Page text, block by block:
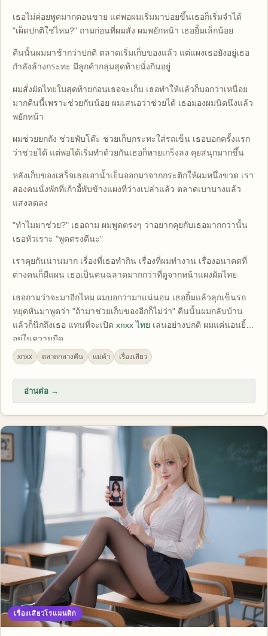
เธอไม่ค่อยพูดมากตอนขาย แต่พอผมเริ่มมาบ่อยขึ้นเธอก็เริ่มจำได้
"เผ็ดปกติใช่ไหม?" ถามก่อนที่ผมสั่ง ผมพยักหน้า เธอยิ้มเล็กน้อย
คืนนั้นผมมาช้ากว่าปกติ ตลาดเริ่มเก็บของแล้ว แต่แผงเธอยังอยู่เธอ
กำลังล้างกระทะ มีลูกค้ากลุ่มสุดท้ายนั่งกินอยู่
ผมสั่งผัดไทยใบสุดท้ายก่อนเธอจะเก็บ เธอทำให้แล้วก็บอกว่าเหนื่อย
มากคืนนี้เพราะช่วยกันน้อย ผมเสนอว่าช่วยได้ เธอมองผมนิดนึงแล้ว
พยักหน้า
ผมช่วยยกถัง ช่วยพับโต๊ะ ช่วยเก็บกระทะใส่รถเข็น เธอบอกครั้งแรก
ว่าช่วยได้ แต่พอได้เริ่มทำด้วยกันเธอก็หายเกร็งลง คุยสนุกมากขึ้น
หลังเก็บของเสร็จเธอเอาน้ำเย็นออกมาจากกระติกให้ผมหนึ่งขวด เรา
สองคนนั่งพักที่เก้าอี้พับข้างแผงที่ว่างเปล่าแล้ว ตลาดเบาบางแล้ว
แสงลดลง
"ทำไมมาช่วย?" เธอถาม ผมพูดตรงๆ ว่าอยากคุยกับเธอมากกว่านั้น
เธอหัวเราะ "พูดตรงดีนะ"
เราคุยกันนานมาก เรื่องที่เธอทำกิน เรื่องที่ผมทำงาน เรื่องอนาคตที่
ต่างคนก็มีแผน เธอเป็นคนฉลาดมากกว่าที่ดูจากหน้าแผงผัดไทย
เธอถามว่าจะมาอีกไหม ผมบอกว่ามาแน่นอน เธอยิ้มแล้วลุกเข็นรถ
หยุดหันมาพูดว่า "ถ้ามาช่วยเก็บของอีกก็ไม่ว่า" คืนนั้นผมกลับบ้าน
แล้วก็นึกถึงเธอ แทนที่จะเปิด xnxx ไทย เล่นอย่างปกติ ผมแค่นอนยิ้ม
อยู่ในความมืด
xnxx ตลาดกลางคืน แม่ค้า เรื่องเสียว
อ่านต่อ →
เรื่องเสียวโรแมนติก